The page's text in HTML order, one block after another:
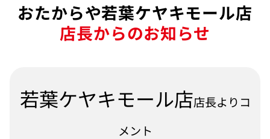
おたからや若葉ケヤキモール店
店長からのお知らせ
若葉ケヤキモール店店長よりコ
メント